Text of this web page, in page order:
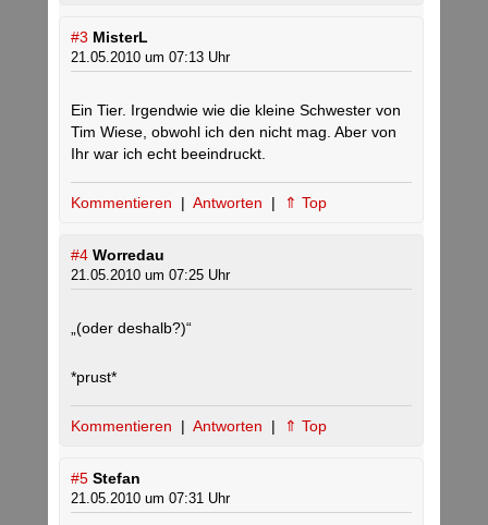
#3 MisterL
21.05.2010 um 07:13 Uhr
Ein Tier. Irgendwie wie die kleine Schwester von
Tim Wiese, obwohl ich den nicht mag. Aber von
Ihr war ich echt beeindruckt.
Kommentieren | Antworten | ⇑ Top
#4 Worredau
21.05.2010 um 07:25 Uhr
„(oder deshalb?)“
*prust*
Kommentieren | Antworten | ⇑ Top
#5 Stefan
21.05.2010 um 07:31 Uhr